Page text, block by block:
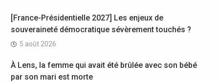
[France-Présidentielle 2027] Les enjeux de
souveraineté démocratique sévèrement touchés ?
5 août 2026
À Lens, la femme qui avait été brûlée avec son bébé
par son mari est morte